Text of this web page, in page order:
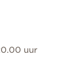
uur